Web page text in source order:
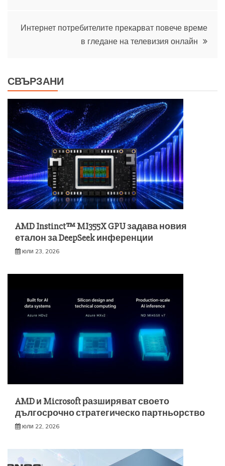
Интернет потребителите прекарват повече време
в гледане на телевизия онлайн
СВЪРЗАНИ
AMD Instinct™ MI355X GPU задава новия
еталон за DeepSeek инференции
юли 23, 2026
AMD и Microsoft разширяват своето
дългосрочно стратегическо партньорство
юли 22, 2026